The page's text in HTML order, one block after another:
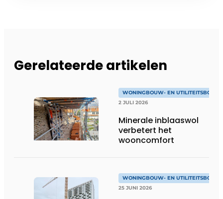
Gerelateerde artikelen
WONINGBOUW- EN UTILITEITSBOUW
2 JULI 2026
Minerale inblaaswol
verbetert het
wooncomfort
WONINGBOUW- EN UTILITEITSBOUW
25 JUNI 2026